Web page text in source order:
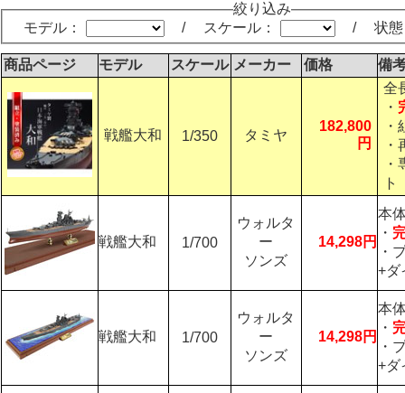
絞り込み
モデル：
/ スケール： / 状
商品ページ モデル スケール メーカー 価格 備
戦艦大和 1/350 タミヤ
182,800
円
全
・
ト
戦艦大和 1/700
ウォルタ
ー
ソンズ
14,298円
本
・
・
+ダ
戦艦大和 1/700
ウォルタ
ー
ソンズ
14,298円
本
・
・
+ダ